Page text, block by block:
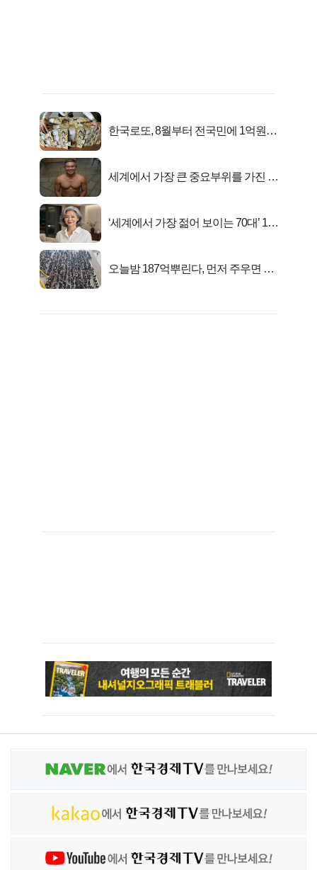
한국로또, 8월부터 전국민에 1억원씩
세계에서 가장 큰 중요부위를 가진 남
‘세계에서 가장 젊어 보이는 70대’ 1위
오늘밤 187억뿌린다, 먼저 주우면 최